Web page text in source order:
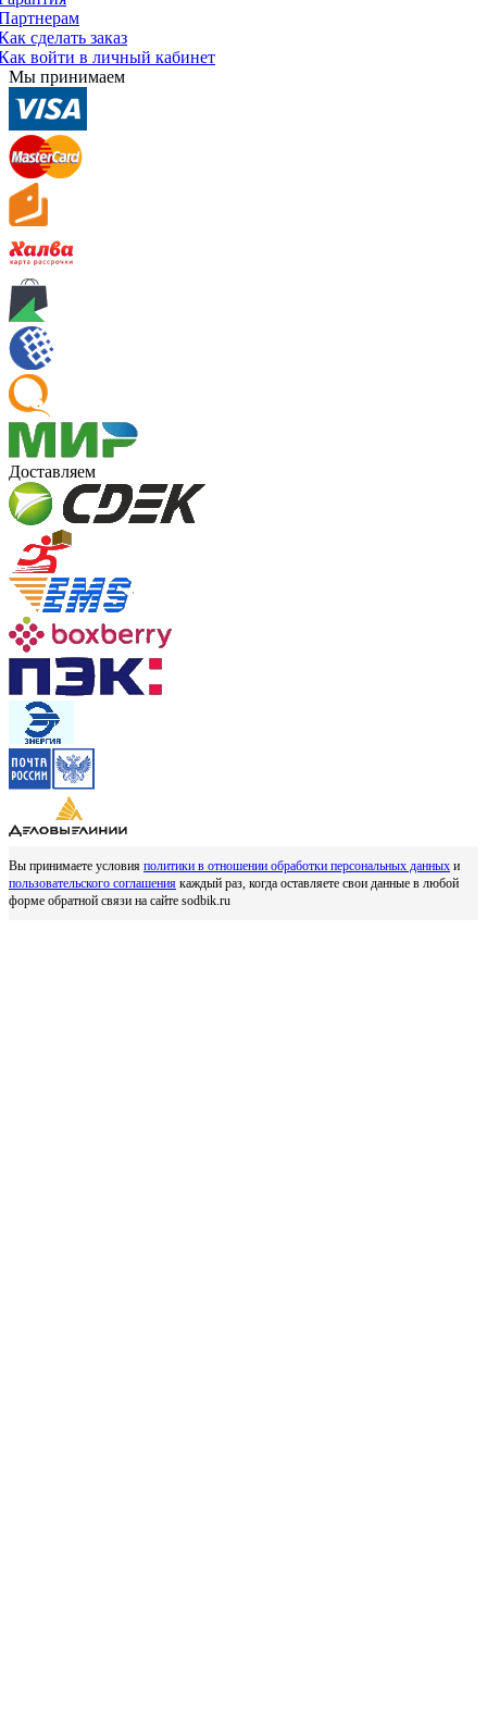
сделать заказ
войти в личный кабинет
Мы принимаем
Доставляем
Вы принимаете условия политики в отношении обработки персональных данных и
пользовательского соглашения каждый раз, когда оставляете свои данные в любой
форме обратной связи на сайте sodbik.ru